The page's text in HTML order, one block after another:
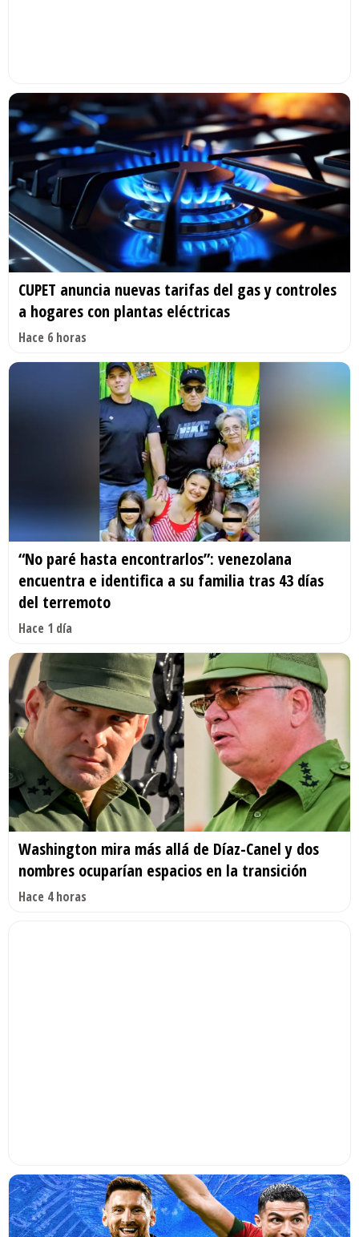
CUPET anuncia nuevas tarifas del gas y controles
a hogares con plantas eléctricas
Hace 6 horas
“No paré hasta encontrarlos”: venezolana
encuentra e identifica a su familia tras 43 días
del terremoto
Hace 1 día
Washington mira más allá de Díaz-Canel y dos
nombres ocuparían espacios en la transición
Hace 4 horas